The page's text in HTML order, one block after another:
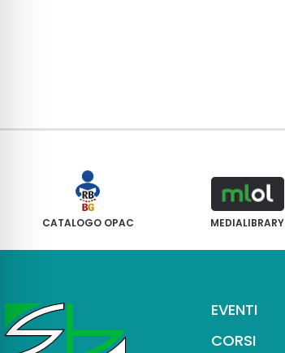
CATALOGO OPAC MEDIALIBRARY
EVENTI
CORSI